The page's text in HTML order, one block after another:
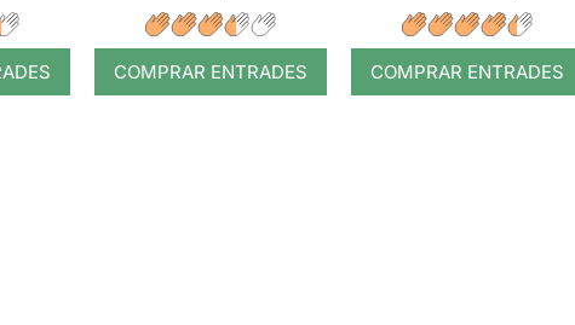
COMPRAR ENTRADES COMPRAR ENTRADES